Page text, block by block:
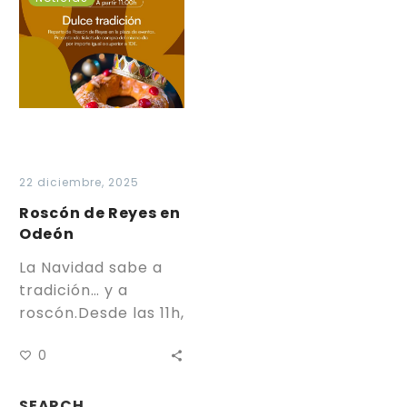
de
Reyes
en
Odeón
22 diciembre, 2025
Roscón de Reyes en
Odeón
La Navidad sabe a
tradición… y a
roscón.Desde las 11h,
de Reyes en la
0